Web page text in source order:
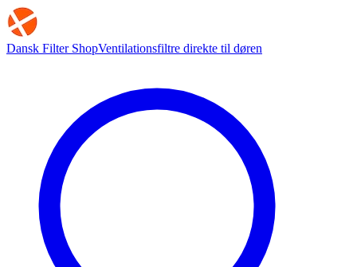
Dansk Filter ShopVentilationsfiltre direkte til døren